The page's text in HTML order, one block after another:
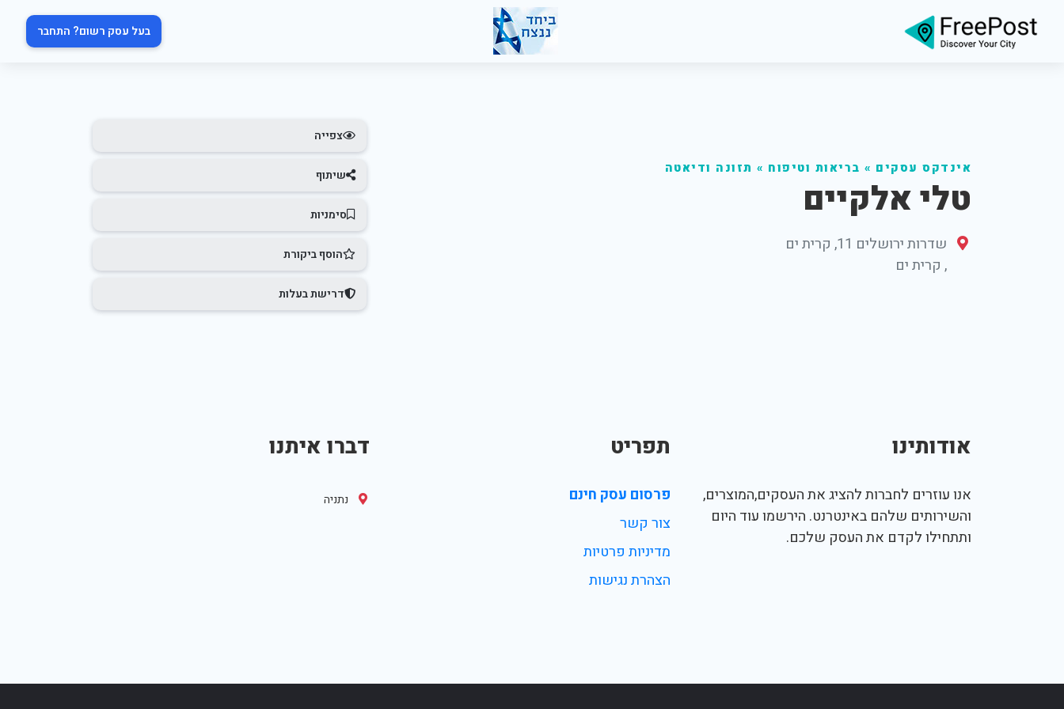
בעל עסק רשום? התחבר
אינדקס עסקים » בריאות וטיפוח » תזונה ודיאטה
טלי אלקיים
שדרות ירושלים 11, קרית ים
, קרית ים
צפייה
שיתוף
סימניות
הוסף ביקורת
דרישת בעלות
אודותינו
אנו עוזרים לחברות להציג את העסקים,המוצרים,
והשירותים שלהם באינטרנט. הירשמו עוד היום
ותתחילו לקדם את העסק שלכם.
תפריט
פרסום עסק חינם
צור קשר
מדיניות פרטיות
הצהרת נגישות
דברו איתנו
נתניה